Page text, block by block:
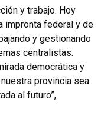
y trabajo. Hoy
impronta federal y de
y gestionando
centralistas.
democrática y
provincia sea
al futuro”,